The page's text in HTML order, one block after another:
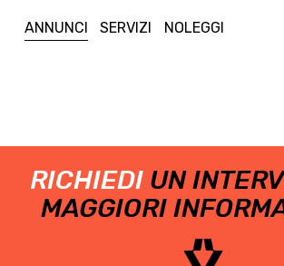
ANNUNCI SERVIZI NOLEGGI
RICHIEDIUN
MAGGIORI